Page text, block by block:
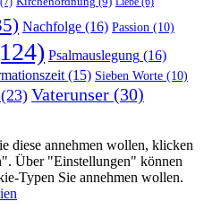
Nachfolge (16) Passion (10)
Psalmauslegung (16)
(15) Sieben Worte (10)
(23) Vaterunser (30)
diese annehmen wollen, klicken
Über "Einstellungen" können
Typen Sie annehmen wollen.